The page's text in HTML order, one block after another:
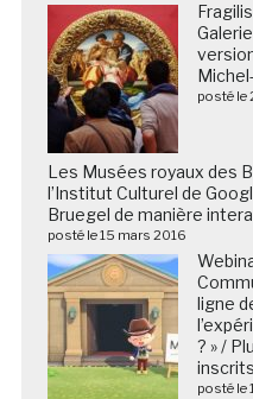
posté le
Les Musées royaux des
l’Institut Culturel de
Bruegel de manière
posté le 15 mars 2016
ligne
? » /
posté le